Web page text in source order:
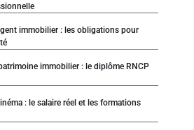
immobilier : les obligations pour
immobilier : le diplôme RNCP
: le salaire réel et les formations